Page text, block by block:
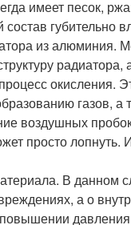
имеет песок,
состав губительно
из алюминия.
радиатора,
окисления.
газов, а
воздушных
просто лопнуть.
В данном
а о